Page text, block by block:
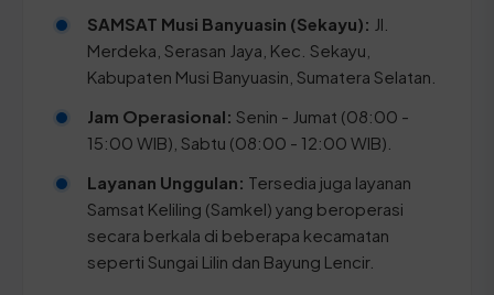
SAMSAT Musi Banyuasin (Sekayu): Jl.
Merdeka, Serasan Jaya, Kec. Sekayu,
Kabupaten Musi Banyuasin, Sumatera Selatan.
Jam Operasional: Senin - Jumat (08:00 -
15:00 WIB), Sabtu (08:00 - 12:00 WIB).
Layanan Unggulan: Tersedia juga layanan
Samsat Keliling (Samkel) yang beroperasi
secara berkala di beberapa kecamatan
seperti Sungai Lilin dan Bayung Lencir.